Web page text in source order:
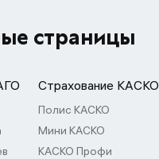
страницы
Страхование КАСКО
Полис КАСКО
Мини КАСКО
КАСКО Профи